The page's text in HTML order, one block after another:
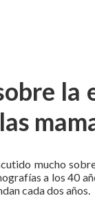
la
mucho
a los 40
cada dos años.